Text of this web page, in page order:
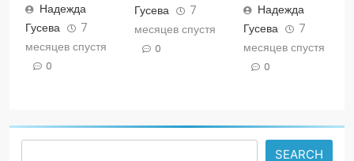
Надежда
Гусева
7
месяцев спустя
0
Гусева
7
месяцев спустя
0
Надежда
Гусева
7
месяцев спустя
0
SEARCH